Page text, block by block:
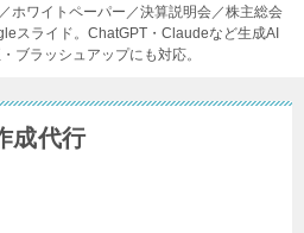
ホワイトペーパー／決算説明会／株主総会
スライド。ChatGPT・Claudeなど生成AI
ブラッシュアップにも対応。
成代行